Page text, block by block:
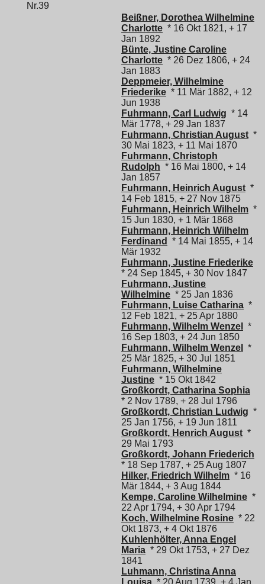
Nr.39
Beißner, Dorothea Wilhelmine
Charlotte * 16 Okt 1821, + 17
Jan 1892
Bünte, Justine Caroline
Charlotte * 26 Dez 1806, + 24
Jan 1883
Deppmeier, Wilhelmine
Friederike * 11 Mär 1882, + 12
Jun 1938
Fuhrmann, Carl Ludwig * 14
Mär 1778, + 29 Jan 1837
Fuhrmann, Christian August *
30 Mai 1823, + 11 Mai 1870
Fuhrmann, Christoph
Rudolph * 16 Mai 1800, + 14
Jan 1857
Fuhrmann, Heinrich August *
14 Feb 1815, + 27 Nov 1875
Fuhrmann, Heinrich Wilhelm *
15 Jun 1830, + 1 Mär 1868
Fuhrmann, Heinrich Wilhelm
Ferdinand
* 14 Mai 1855, + 14
Mär 1932
Fuhrmann, Justine Friederike
* 24 Sep 1845, + 30 Nov 1847
Fuhrmann, Justine
Wilhelmine * 25 Jan 1836
Fuhrmann, Luise Catharina *
12 Feb 1821, + 25 Apr 1880
Fuhrmann, Wilhelm Wenzel
*
16 Sep 1803, + 24 Jun 1850
Fuhrmann, Wilhelm Wenzel
*
25 Mär 1825, + 30 Jul 1851
Fuhrmann, Wilhelmine
Justine * 15 Okt 1842
Großkordt, Catharina Sophia
* 2 Nov 1789, + 28 Jul 1796
Großkordt, Christian Ludwig *
25 Jan 1756, + 19 Jun 1811
Großkordt, Henrich August *
29 Mai 1793
Großkordt, Johann Friederich
* 18 Sep 1787, + 25 Aug 1807
Hilker, Friedrich Wilhelm * 16
Mär 1844, + 3 Aug 1844
Kempe, Caroline Wilhelmine *
22 Apr 1794, + 30 Apr 1794
Koch, Wilhelmine Rosine * 22
Okt 1873, + 4 Okt 1876
Kuhlenhölter, Anna Engel
Maria * 29 Okt 1753, + 27 Dez
1841
Luhmann, Christina Anna
Louisa * 20 Aug 1739, + 4 Jan